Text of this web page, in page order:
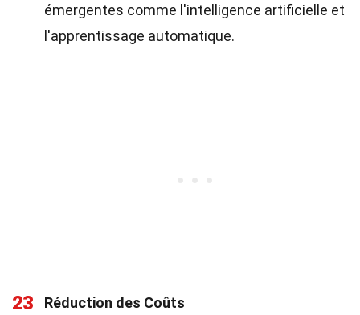
émergentes comme l'intelligence artificielle et
l'apprentissage automatique.
23
Réduction des Coûts